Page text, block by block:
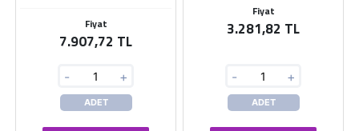
Fiyat
7.907,72 TL
- +
ADET
Fiyat
3.281,82 TL
- +
ADET